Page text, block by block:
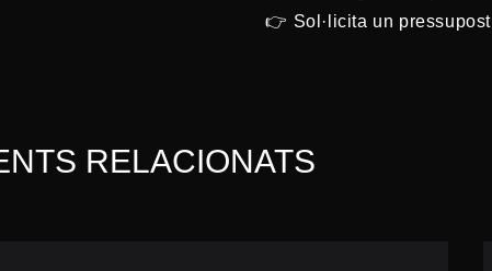
👉 Sol·licita un pressupost
RELACIONATS